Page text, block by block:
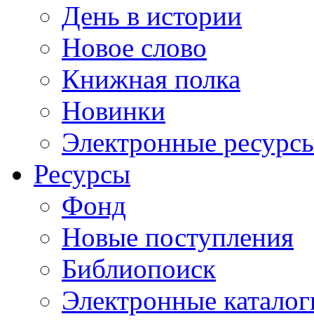
День в истории
Новое слово
Книжная полка
Новинки
Электронные
Ресурсы
Фонд
Новые поступления
Библиопоиск
Электронные